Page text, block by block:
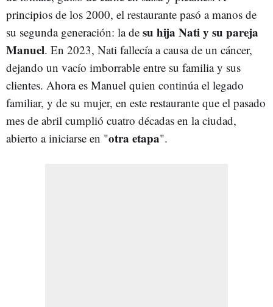
principios de los 2000, el restaurante pasó a manos de
su segunda generación: la de su hija Nati y su pareja
Manuel. En 2023, Nati fallecía a causa de un cáncer,
dejando un vacío imborrable entre su familia y sus
clientes. Ahora es Manuel quien continúa el legado
familiar, y de su mujer, en este restaurante que el pasado
mes de abril cumplió cuatro décadas en la ciudad,
abierto a iniciarse en "otra etapa".